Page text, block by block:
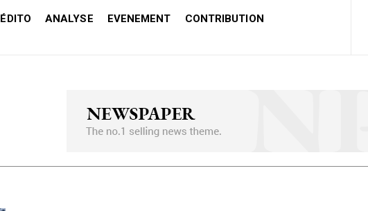
ÉDITO ANALYSE EVENEMENT
CONTRIBUTION